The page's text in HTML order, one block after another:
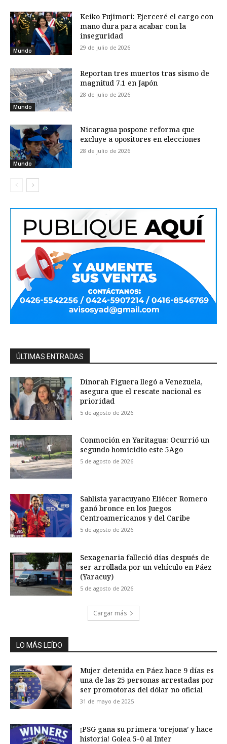
Mundo
Keiko Fujimori: Ejerceré el cargo con
mano dura para acabar con la
inseguridad
29 de julio de 2026
Mundo
Reportan tres muertos tras sismo de
magnitud 7.1 en Japón
28 de julio de 2026
Mundo
Nicaragua pospone reforma que
excluye a opositores en elecciones
28 de julio de 2026
ÚLTIMAS ENTRADAS
Dinorah Figuera llegó a Venezuela,
asegura que el rescate nacional es
prioridad
5 de agosto de 2026
Conmoción en Yaritagua: Ocurrió un
segundo homicidio este 5Ago
5 de agosto de 2026
Sablista yaracuyano Eliécer Romero
ganó bronce en los Juegos
Centroamericanos y del Caribe
5 de agosto de 2026
Sexagenaria falleció días después de
ser arrollada por un vehículo en Páez
(Yaracuy)
5 de agosto de 2026
Cargar más
LO MÁS LEÍDO
Mujer detenida en Páez hace 9 días es
una de las 25 personas arrestadas por
ser promotoras del dólar no oficial
31 de mayo de 2025
¡PSG gana su primera ‘orejona’ y hace
historia! Golea 5-0 al Inter